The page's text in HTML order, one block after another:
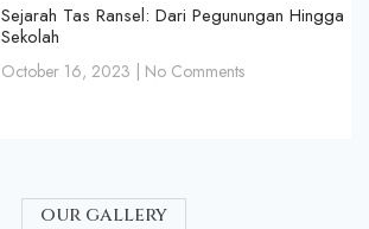
Sejarah Tas Ransel: Dari Pegunungan Hingga
Sekolah
October 16, 2023 No Comments
our gallery